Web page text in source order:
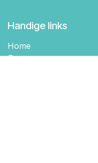
Handige links
Home
Over ons